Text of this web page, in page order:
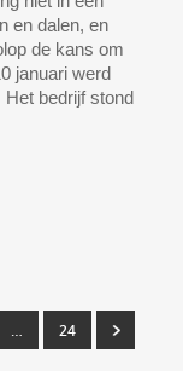
en dalen, en
de kans om
januari werd
bedrijf stond
… 24